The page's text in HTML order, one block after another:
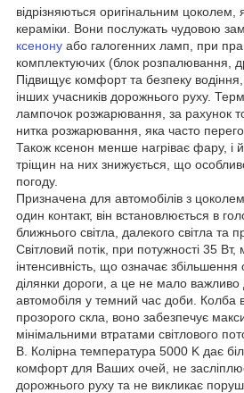
відрізняються оригінальним цоколем,
кераміки. Вони послужать чудовою
ксенону або галогенних ламп, при
комплектуючих (блок розпалювання,
Підвищує комфорт та безпеку водіння,
інших учасників дорожнього руху.
лампочок розжарювання, за рахунок
нитка розжарювання, яка часто
Також ксенон менше нагріває фару, і
тріщин на них знижується, що
погоду.
Призначена для автомобілів з
один контакт, він встановлюється в
ближнього світла, далекого світла та
Світловий потік, при потужності 35 Вт,
інтенсивність, що означає збільшення
ділянки дороги, а це не мало важливо
автомобіля у темний час доби. Колба
прозорого скла, воно забезпечує
мінімальними втратами світлового
В. Колірна температура 5000 K дає
комфорт для Ваших очей, не
дорожнього руху та не викликає